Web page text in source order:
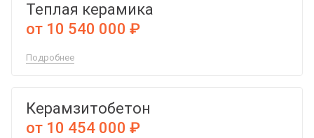
Теплая керамика
от 10 540 000 ₽
Подробнее
Керамзитобетон
от 10 454 000 ₽